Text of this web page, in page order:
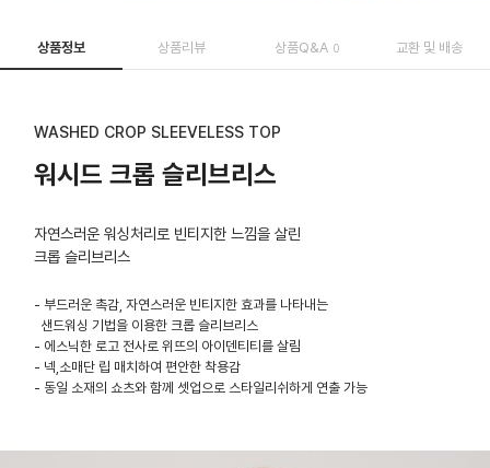
상품정보 상품리뷰 상품Q&A 0 교환 및 배송
WASHED CROP SLEEVELESS TOP
워시드 크롭 슬리브리스
자연스러운 워싱처리로 빈티지한 느낌을 살린
크롭 슬리브리스
- 부드러운 촉감, 자연스러운 빈티지한 효과를 나타내는
샌드워싱 기법을 이용한 크롭 슬리브리스
- 에스닉한 로고 전사로 위뜨의 아이덴티티를 살림
- 넥,소매단 립 매치하여 편안한 착용감
- 동일 소재의 쇼츠와 함께 셋업으로 스타일리쉬하게 연출 가능